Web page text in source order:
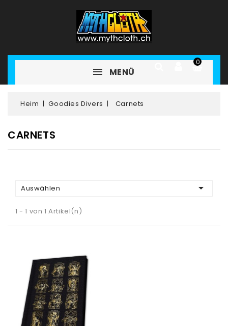
0
MENÜ
Heim Goodies Divers Carnets
CARNETS
Auswählen 
1 - 1 von 1 Artikel(n)